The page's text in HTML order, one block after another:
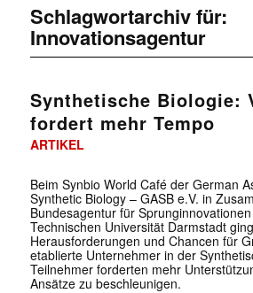
Schlagwortarchiv für:
Innovationsagentur
Synthetische Biologie:
fordert mehr Tempo
ARTIKEL
Beim Synbio World Café der German
Synthetic Biology – GASB e.V. in
Bundesagentur für
Technischen Universität Darmstadt
Herausforderungen und Chancen für
etablierte Unternehmer in der
Teilnehmer forderten mehr
Ansätze zu beschleunigen.